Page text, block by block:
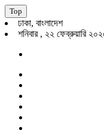
Top
ঢাকা, বাংলাদেশ
শনিবার , ২২ ফেব্রুয়ারি